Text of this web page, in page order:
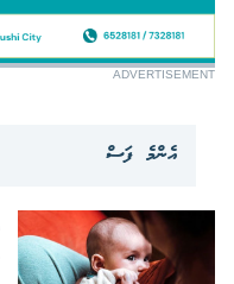
ADVERTISEMENT
އެންމެ ފަސް